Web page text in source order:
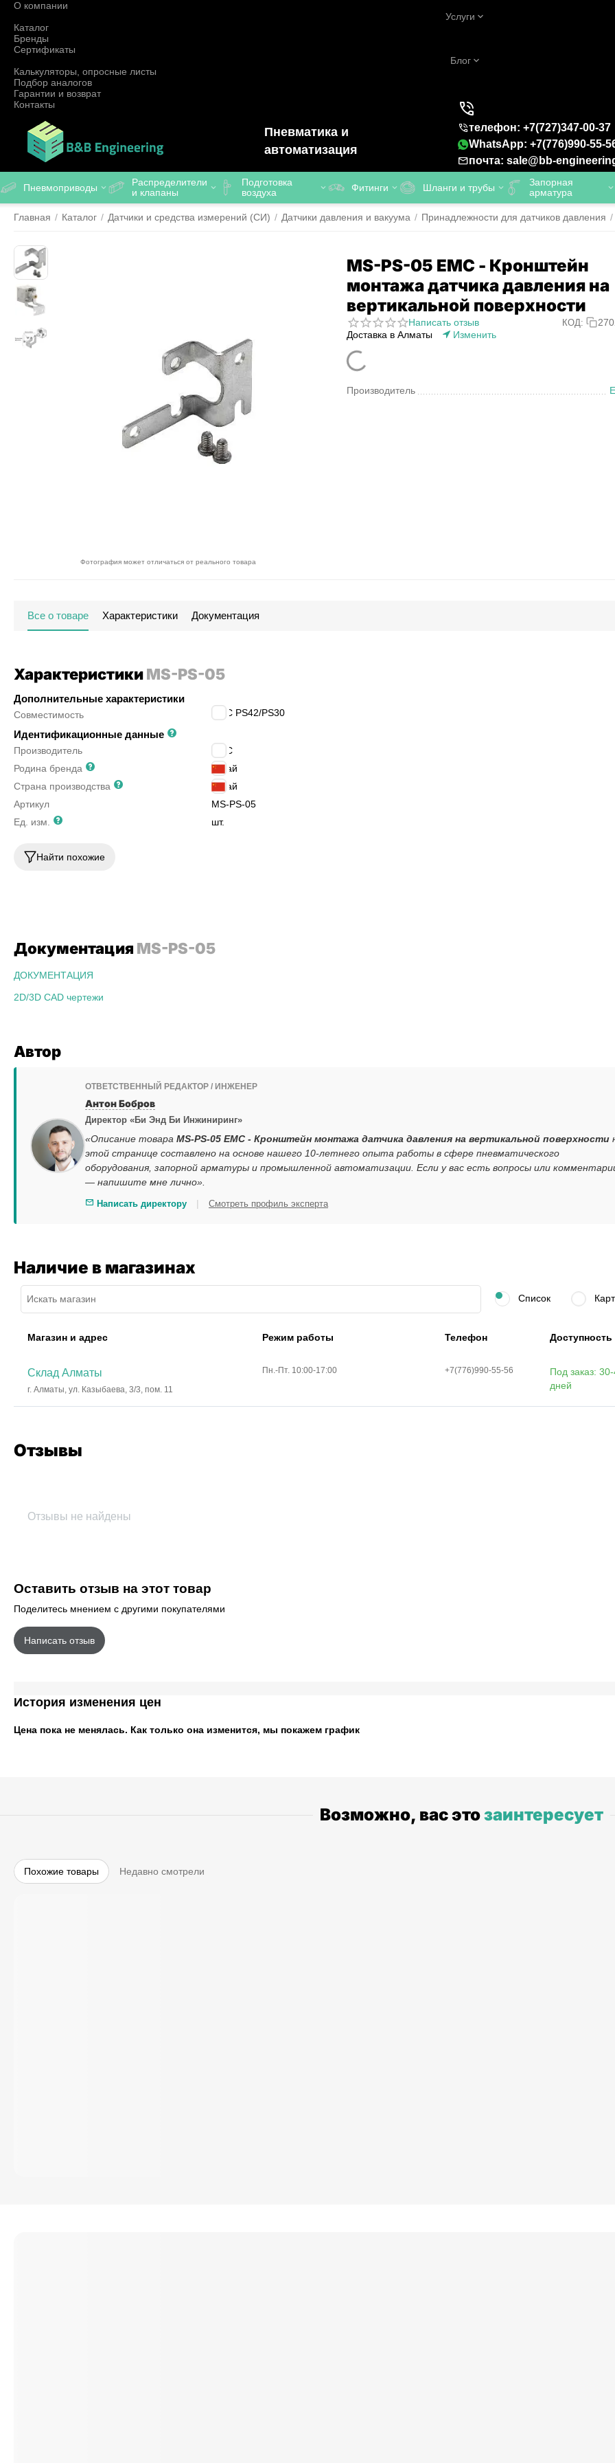
О компании
Услуги
Каталог
Бренды
Сертификаты
Блог
Калькуляторы, опросные листы
Подбор аналогов
Гарантии и возврат
Контакты
Пневматика и
автоматизация
телефон: +7(727)347-00-37
WhatsApp: +7(776)990-55-
почта: sale@bb-
Пневмоприводы
Распределители
и клапаны
Подготовка
воздуха
Фитинги Шланги и трубы
Запорная
арматура
Главная / Каталог / Датчики и средства измерений (СИ) / Датчики давления и вакуума / Принадлежности для датчиков давления /
Фотография может отличаться от реального товара
MS-PS-05 EMC - Кронштейн
монтажа датчика давления на
вертикальной поверхности
Написать отзыв КОД:
Доставка в Алматы
Изменить
Производитель
Все о товаре Характеристики Документация
ХарактеристикиMS-PS-05
Дополнительные характеристики
Совместимость EMC PS42/PS30
Идентификационные данные
Производитель
EMC
Родина бренда
Китай
Страна производства
Китай
Артикул
MS-PS-05
Ед. изм.
шт.
Найти похожие
Документация MS-PS-05
ДОКУМЕНТАЦИЯ
2D/3D CAD чертежи
Автор
ОТВЕТСТВЕННЫЙ РЕДАКТОР / ИНЖЕНЕР
Антон Бобров
Директор «Би Энд Би Инжиниринг»
«Описание товара MS-PS-05 EMC - Кронштейн монтажа датчика давления на вертикальной поверхности
этой странице составлено на основе нашего 10-летнего опыта работы в сфере пневматического
оборудования, запорной арматуры и промышленной автоматизации. Если у вас есть вопросы или
— напишите мне лично».
Написать директору | Смотреть профиль эксперта
Наличие в магазинах
Список
Магазин и адрес Режим работы Телефон Доступность
Склад Алматы
г. Алматы, ул. Казыбаева, 3/3, пом. 11
Пн.-Пт. 10:00-17:00 +7(776)990-55-56
Под заказ:
дней
Отзывы
Отзывы не найдены
Оставить отзыв на этот товар
Поделитесь мнением с другими покупателями
Написать отзыв
История изменения цен
Цена пока не менялась. Как только она изменится, мы покажем график
Возможно, вас этозаинтересует
Похожие товары Недавно смотрели